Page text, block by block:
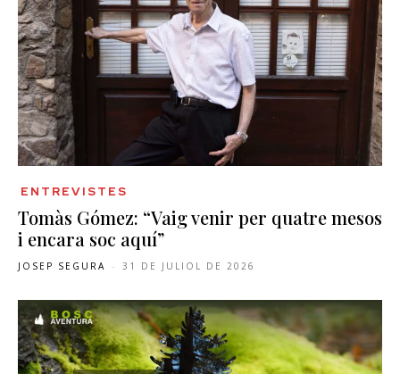
ENTREVISTES
Tomàs Gómez: “Vaig venir per quatre mesos
i encara soc aquí”
JOSEP SEGURA - 31 DE JULIOL DE 2026